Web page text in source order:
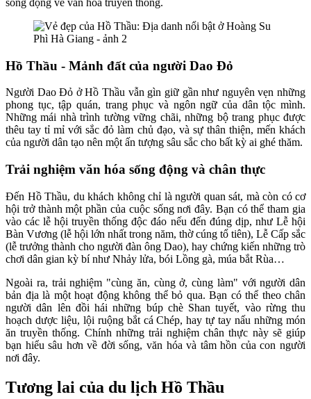
sống động về văn hóa truyền thống.
Hồ Thầu - Mảnh đất của người Dao Đỏ
Người Dao Đỏ ở Hồ Thầu vẫn gìn giữ gần như nguyên vẹn những
phong tục, tập quán, trang phục và ngôn ngữ của dân tộc mình.
Những mái nhà trình tường vững chãi, những bộ trang phục được
thêu tay tỉ mỉ với sắc đỏ làm chủ đạo, và sự thân thiện, mến khách
của người dân tạo nên một ấn tượng sâu sắc cho bất kỳ ai ghé thăm.
Trải nghiệm văn hóa sống động và chân thực
Đến Hồ Thầu, du khách không chỉ là người quan sát, mà còn có cơ
hội trở thành một phần của cuộc sống nơi đây. Bạn có thể tham gia
vào các lễ hội truyền thống độc đáo nếu đến đúng dịp, như Lễ hội
Bàn Vương (lễ hội lớn nhất trong năm, thờ cúng tổ tiên), Lễ Cấp sắc
(lễ trưởng thành cho người đàn ông Dao), hay chứng kiến những trò
chơi dân gian kỳ bí như Nhảy lửa, bói Lồng gà, múa bắt Rùa…
Ngoài ra, trải nghiệm "cùng ăn, cùng ở, cùng làm" với người dân
bản địa là một hoạt động không thể bỏ qua. Bạn có thể theo chân
người dân lên đồi hái những búp chè Shan tuyết, vào rừng thu
hoạch dược liệu, lội ruộng bắt cá Chép, hay tự tay nấu những món
ăn truyền thống. Chính những trải nghiệm chân thực này sẽ giúp
bạn hiểu sâu hơn về đời sống, văn hóa và tâm hồn của con người
nơi đây.
Tương lai của du lịch Hồ Thầu